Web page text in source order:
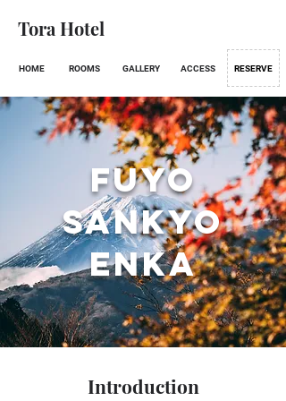
Tora Hotel
HOME ROOMS GALLERY ACCESS RESERVE
FUYO
SANKYO
ENKA
Introduction